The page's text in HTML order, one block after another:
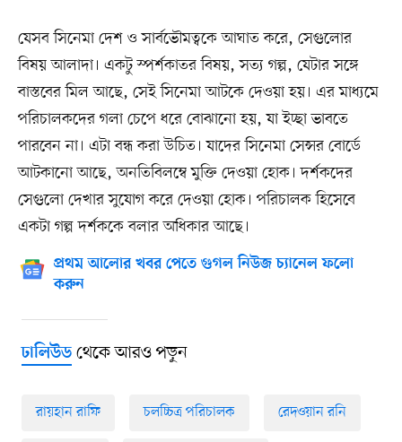
যেসব সিনেমা দেশ ও সার্বভৌমত্বকে আঘাত করে, সেগুলোর
বিষয় আলাদা। একটু স্পর্শকাতর বিষয়, সত্য গল্প, যেটার সঙ্গে
বাস্তবের মিল আছে, সেই সিনেমা আটকে দেওয়া হয়। এর মাধ্যমে
পরিচালকদের গলা চেপে ধরে বোঝানো হয়, যা ইচ্ছা ভাবতে
পারবেন না। এটা বন্ধ করা উচিত। যাদের সিনেমা সেন্সর বোর্ডে
আটকানো আছে, অনতিবিলম্বে মুক্তি দেওয়া হোক। দর্শকদের
সেগুলো দেখার সুযোগ করে দেওয়া হোক। পরিচালক হিসেবে
একটা গল্প দর্শককে বলার অধিকার আছে।
প্রথম আলোর খবর পেতে গুগল নিউজ চ্যানেল ফলো
করুন
ঢালিউডথেকে আরও পড়ুন
রায়হান রাফি চলচ্চিত্র পরিচালক রেদওয়ান রনি